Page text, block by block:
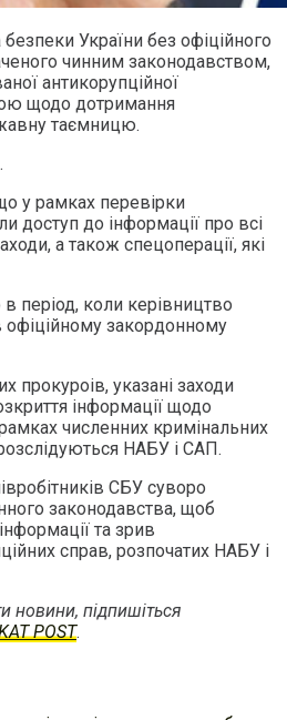
України без офіційного
чинним законодавством,
антикорупційної
щодо дотримання
таємницю.
у рамках перевірки
доступ до інформації про всі
а також спецоперації, які
період, коли керівництво
закордонному
прокуроів, указані заходи
інформації щодо
численних кримінальних
НАБУ і САП.
СБУ суворо
законодавства, щоб
та зрив
справ, розпочатих НАБУ і
підпишіться
POST.